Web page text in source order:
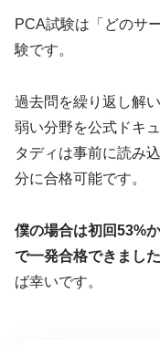
PCA試験は「どのサ
験です。
過去問を繰り返し解
弱い分野を公式ドキ
タディは事前に読み
分に合格可能です。
僕の場合は初回53%
で一発合格できました
ば幸いです。